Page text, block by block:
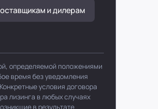
и дилерам
определяемой положениями
время без уведомления
условия договора
лизинга в любых случаях
в результате